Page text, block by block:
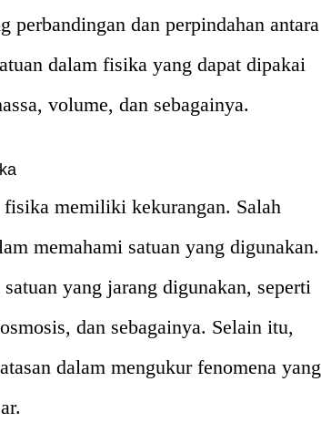
perbandingan dan perpindahan antara
dalam fisika yang dapat dipakai
volume, dan sebagainya.
memiliki kekurangan. Salah
memahami satuan yang digunakan.
yang jarang digunakan, seperti
dan sebagainya. Selain itu,
dalam mengukur fenomena yang